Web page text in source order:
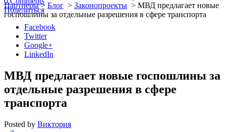
Партнеры> Блог > Законопроекты > МВД предлагает новые
госпошлины за отдельные разрешения в сфере транспорта
Поделиться
Facebook
Twitter
Google+
LinkedIn
МВД предлагает новые госпошлины за
отдельные разрешения в сфере
транспорта
Posted by Виктория